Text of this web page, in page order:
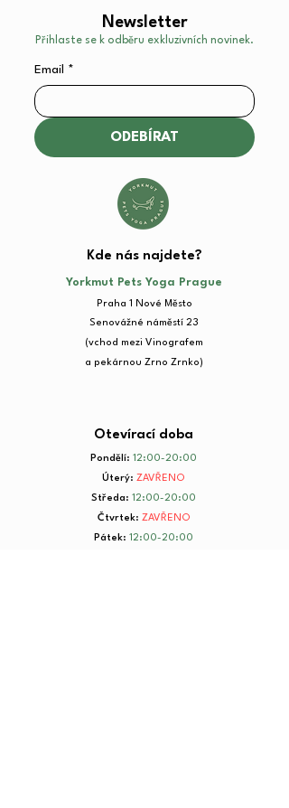
Newsletter
Přihlaste se k odběru exkluzivních novinek.
Email *
ODEBÍRAT
Kde nás najdete?​
Yorkmut Pets Yoga Prague
Praha 1 Nové Město
Senovážné náměstí 23​
(vchod mezi Vinografem
a pekárnou Zrno Zrnko)
Otevírací doba
Pondělí: 12:00-20:00
Úterý: ZAVŘENO
Středa: 12:00-20:00
Čtvrtek: ZAVŘENO
Pátek: 12:00-20:00